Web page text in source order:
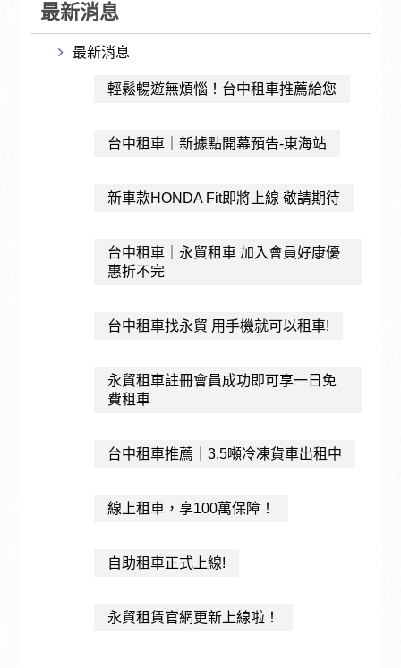
最新消息
最新消息
輕鬆暢遊無煩惱！台中租車推薦給您
台中租車｜新據點開幕預告-東海站
新車款HONDA Fit即將上線 敬請期待
台中租車｜永貿租車 加入會員好康優
惠折不完
台中租車找永貿 用手機就可以租車!
永貿租車註冊會員成功即可享一日免
費租車
台中租車推薦｜3.5噸冷凍貨車出租中
線上租車，享100萬保障！
自助租車正式上線!
永貿租賃官網更新上線啦！